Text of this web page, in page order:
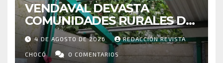
VENDAVAL DEVASTA
COMUNIDADES RURALES DE
RIOSUCIO: ESCUELAS,
VIVIENDAS Y CEMENTERIO
ENTRE LOS AFECTADOS
4 DE AGOSTO DE 2026 REDACCIÓN REVISTA
CHOCÓ 0 COMENTARIOS